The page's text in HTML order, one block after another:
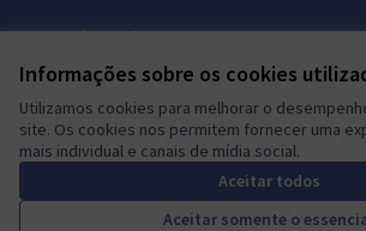
Informações sobre os cookies
Utilizamos cookies para melhorar o
site. Os cookies nos permitem fornecer uma
mais individual e canais de mídia social.
Aceitar todos
Aceitar somente o
Termos de serviço
Mautic Community Portal em X
(Link externo)
Mautic Community Portal no Facebook
(Link externo)
Mautic Community Portal no
(Link externo)
Mautic Community Portal no
(Link externo)
Mautic Community Portal
(Link externo)
Português brasileiro
Sprache wählenChoose languageEscolher